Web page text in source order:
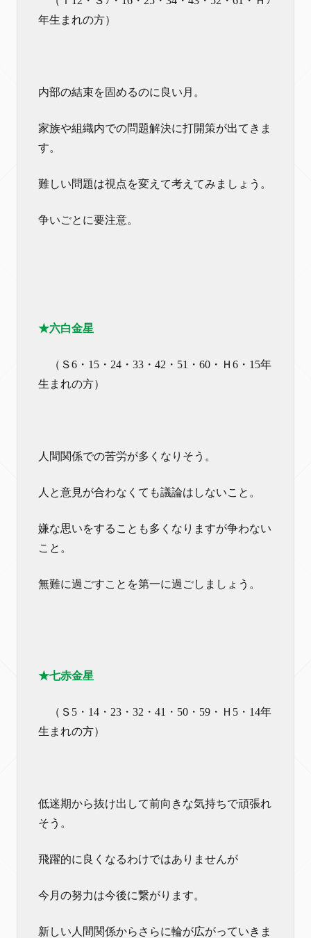
年生まれの方）
内部の結束を固めるのに良い月。
家族や組織内での問題解決に打開策が出てきま
す。
難しい問題は視点を変えて考えてみましょう。
争いごとに要注意。
★六白金星
（Ｓ6・15・24・33・42・51・60・Ｈ6・15年
生まれの方）
人間関係での苦労が多くなりそう。
人と意見が合わなくても議論はしないこと。
嫌な思いをすることも多くなりますが争わない
こと。
無難に過ごすことを第一に過ごしましょう。
★七赤金星
（Ｓ5・14・23・32・41・50・59・Ｈ5・14年
生まれの方）
低迷期から抜け出して前向きな気持ちで頑張れ
そう。
飛躍的に良くなるわけではありませんが
今月の努力は今後に繋がります。
新しい人間関係からさらに輪が広がっていきま